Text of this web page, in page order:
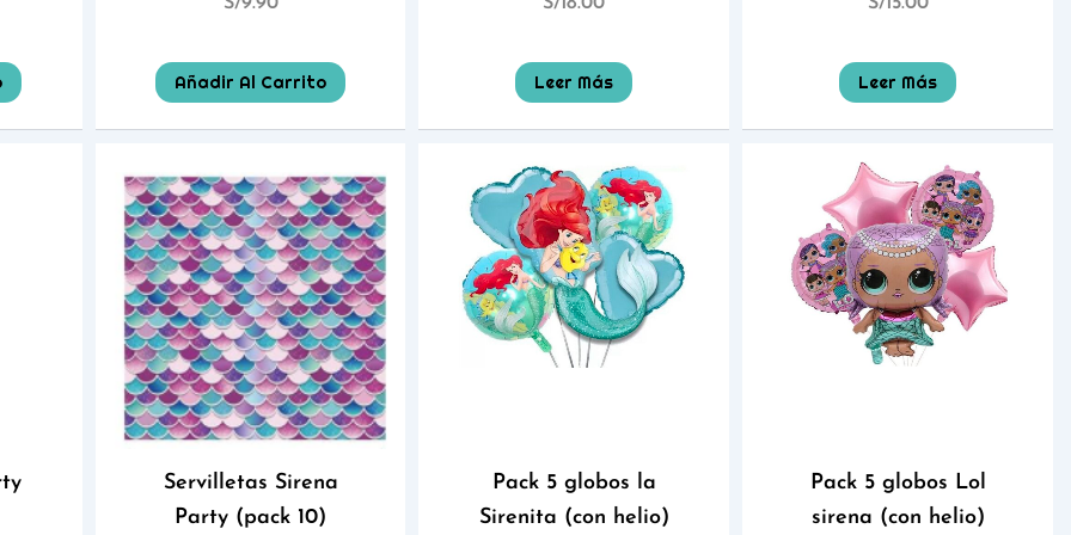
S/9.90
Añadir Al Carrito
S/18.00
Leer Más
S/15.00
Leer Más
Servilletas Sirena
Party (pack 10)
Pack 5 globos la
Sirenita (con helio)
Pack 5 globos Lol
sirena (con helio)